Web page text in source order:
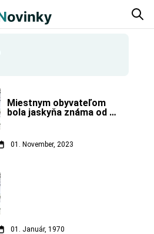
Miestnym obyvateľom
bola jaskyňa známa od
01. November, 2023
01. Január, 1970